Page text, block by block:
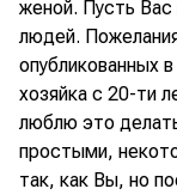
женой. Пусть
людей.
опубликованных
хозяйка с 20-ти
люблю это
простыми,
так, как Вы, но